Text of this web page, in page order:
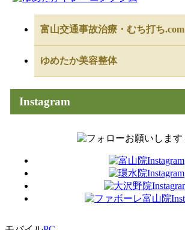
富山交通事故治療・むち打ち.com
ゆめたか美容整体
Instagram